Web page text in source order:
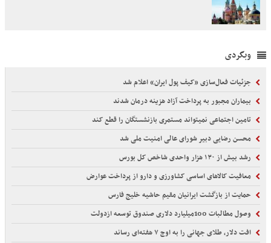
وبگردی
جزئیات فعال‌سازی «کیف پول ایران» اعلام شد
بیماران مجبور به پرداخت آزاد هزینه درمان شدند
تامین اجتماعی نمیتواند مستمری بازنشستگان را قطع کند
محسن رضایی دبیر شورای عالی امنیت ملی شد
رشد بیش از ۱۳۰ هزار واحدی شاخص کل بورس
معافیت کالاهای اساسی کشاورزی و دارو از پرداخت عوارض
حمایت از بازگشت ایرانیان مقیم حاشیه خلیج فارس
وصول مطالبات 100میلیارد دلاری صندوق توسعه ازدولت
افت دلار، طلای جهانی را به اوج ۷ هفته‌ای رساند